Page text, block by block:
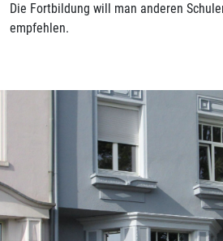
Die Fortbildung will man anderen
empfehlen.